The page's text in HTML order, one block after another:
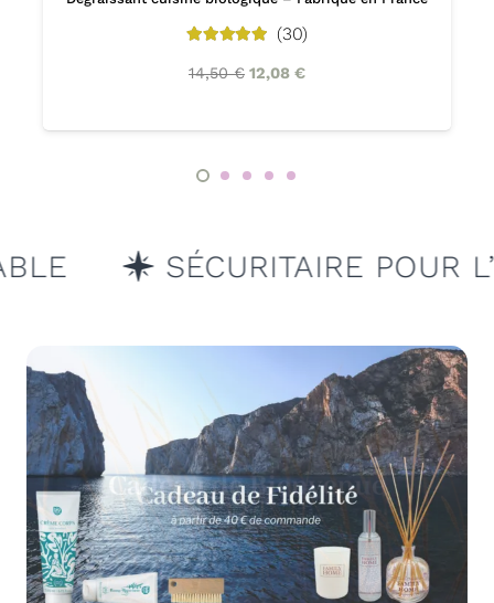
(30)
14,50€ 12,08 €
SÉCURITAIRE POUR